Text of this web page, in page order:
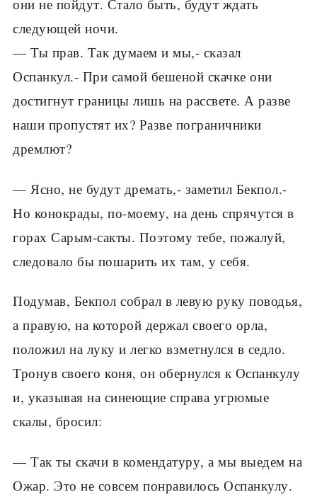
они не пойдут. Стало быть, будут ждать
следующей ночи.
— Ты прав. Так думаем и мы,- сказал
Оспанкул.- При самой бешеной скачке они
достигнут границы лишь на рассвете. А разве
наши пропустят их? Разве пограничники
дремлют?
— Ясно, не будут дремать,- заметил Бекпол.-
Но конокрады, по-моему, на день спрячутся в
горах Сарым-сакты. Поэтому тебе, пожалуй,
следовало бы пошарить их там, у себя.
Подумав, Бекпол собрал в левую руку поводья,
а правую, на которой держал своего орла,
положил на луку и легко взметнулся в седло.
Тронув своего коня, он обернулся к Оспанкулу
и, указывая на синеющие справа угрюмые
скалы, бросил:
— Так ты скачи в комендатуру, а мы выедем на
Ожар. Это не совсем понравилось Оспанкулу.